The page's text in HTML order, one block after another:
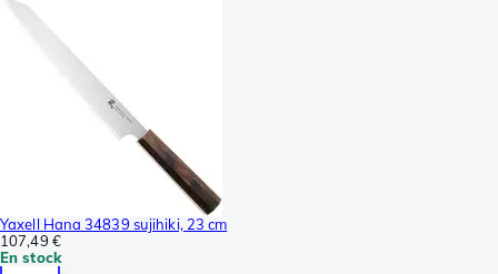
Yaxell Hana 34839 sujihiki, 23 cm
107,49 €
En stock